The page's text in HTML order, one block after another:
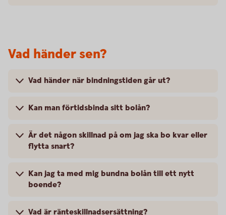
Vad händer sen?
Vad händer när bindningstiden går ut?
Kan man förtidsbinda sitt bolån?
Är det någon skillnad på om jag ska bo kvar eller
flytta snart?
Kan jag ta med mig bundna bolån till ett nytt
boende?
Vad är ränteskillnadsersättning?